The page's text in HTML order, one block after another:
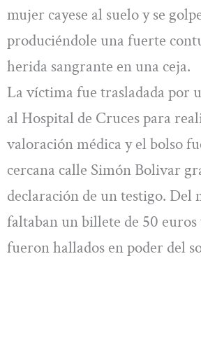
mujer cayese al suelo y se
produciéndole una fuerte
herida sangrante en una ceja.
La víctima fue trasladada por
al Hospital de Cruces para
valoración médica y el bolso
cercana calle Simón Bolivar
declaración de un testigo. Del
faltaban un billete de 50
fueron hallados en poder del